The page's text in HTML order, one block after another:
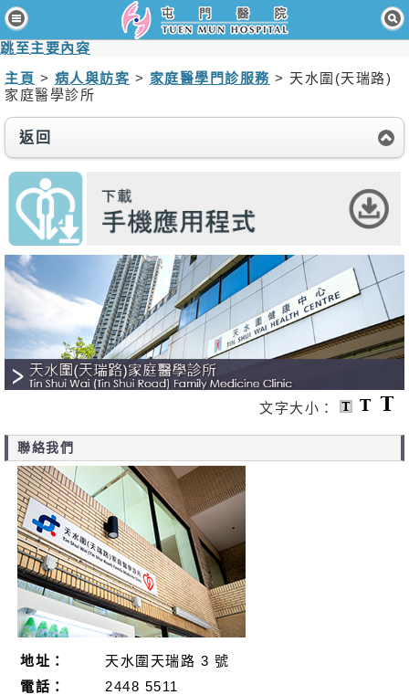
跳至主要內容
主頁
醫療服務
醫護專業人員
消息及活動
關於我們
聯絡我們
免責聲明
無障礙聲明
職員專用
主頁 > 病人與訪客 > 家庭醫學門診服務 > 天水圍(天瑞路)
家庭醫學診所
返回
文字大小：
聯絡我們
地址：
天水圍天瑞路 3 號
電話：
2448 5511